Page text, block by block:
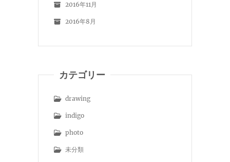
2016年11月
2016年8月
カテゴリー
drawing
indigo
photo
未分類